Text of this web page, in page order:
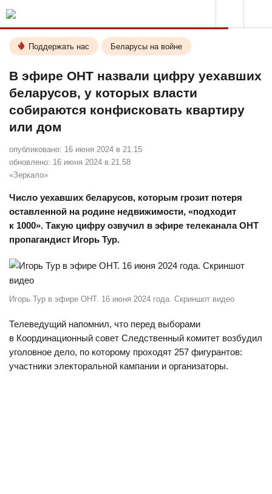
Поддержать нас Беларусы на войне
В эфире ОНТ назвали цифру уехавших
беларусов, у которых власти
собираются конфисковать квартиру
или дом
опубликовано: 16 июня 2024 в 21.15
обновлено: 16 июня 2024 в 21.58
«Зеркало»
Число уехавших беларусов, которым грозит потеря
оставленной на родине недвижимости, «подходит
к 1000». Такую цифру озвучил в эфире телеканала ОНТ
пропагандист Игорь Тур.
Игорь Тур в эфире ОНТ. 16 июня 2024 года. Скриншот видео
Телеведущий напомнил, что перед выборами
в Координационный совет Следственный комитет возбудил
уголовное дело, по которому проходят 257 фигурантов:
участники электоральной кампании и организаторы.